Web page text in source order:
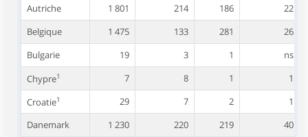
Autriche
1 801 214 186
22
Belgique
1 475 133 281
26
Bulgarie
19 3 1
ns
Chypre1 7 8 1
1
Croatie1 29 7 2
1
Danemark
1 230 220 219
40